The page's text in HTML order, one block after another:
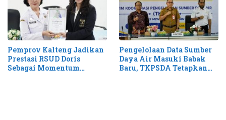
Pemprov Kalteng Jadikan
Prestasi RSUD Doris
Sebagai Momentum
Pengelolaan Data Sumber
Daya Air Masuki Babak
Baru, TKPSDA Tetapkan